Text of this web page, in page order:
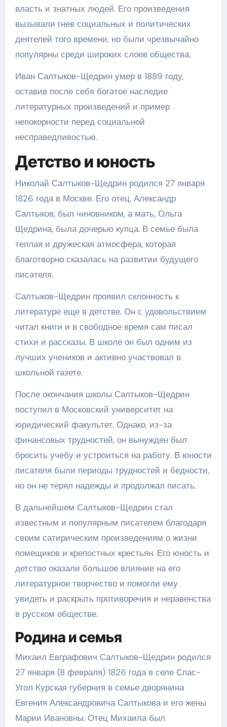
власть и знатных людей. Его произведения
вызывали гнев социальных и политических
деятелей того времени, но были чрезвычайно
популярны среди широких слоев общества.
Иван Салтыков-Щедрин умер в 1889 году,
оставив после себя богатое наследие
литературных произведений и пример
непокорности перед социальной
несправедливостью.
Детство и юность
Николай Салтыков-Щедрин родился 27 января
1826 года в Москве. Его отец, Александр
Салтыков, был чиновником, а мать, Ольга
Щедрина, была дочерью купца. В семье была
теплая и дружеская атмосфера, которая
благотворно сказалась на развитии будущего
писателя.
Салтыков-Щедрин проявил склонность к
литературе еще в детстве. Он с удовольствием
читал книги и в свободное время сам писал
стихи и рассказы. В школе он был одним из
лучших учеников и активно участвовал в
школьной газете.
После окончания школы Салтыков-Щедрин
поступил в Московский университет на
юридический факультет. Однако, из-за
финансовых трудностей, он вынужден был
бросить учебу и устроиться на работу. В юности
писателя были периоды трудностей и бедности,
но он не терял надежды и продолжал писать.
В дальнейшем Салтыков-Щедрин стал
известным и популярным писателем благодаря
своим сатирическим произведениям о жизни
помещиков и крепостных крестьян. Его юность и
детство оказали большое влияние на его
литературное творчество и помогли ему
увидеть и раскрыть противоречия и неравенства
в русском обществе.
Родина и семья
Михаил Евграфович Салтыков-Щедрин родился
27 января (8 февраля) 1826 года в селе Спас-
Угол Курская губерния в семье дворянина
Евгения Александровича Салтыкова и его жены
Марии Ивановны. Отец Михаила был